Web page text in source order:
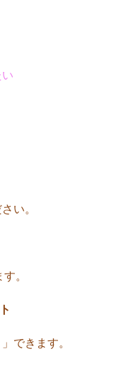
い。
。
できます。